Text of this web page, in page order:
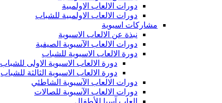
دورات الالعاب الاولمبية
دورات الالعاب الاولمبية للشباب
مشاركات اسيوية
نبذة عن الالعاب الاسيوية
دورات الالعاب الآسيوية الصيفية
دورة الالعاب الاسيوية للشباب
دورة الالعاب الاسيوية الاولى للشباب
دورة الالعاب الاسيوية الثالثة للشباب
دورات الالعاب الآسيوية الشاطئي
دورات الالعاب الآسيوية للصالات